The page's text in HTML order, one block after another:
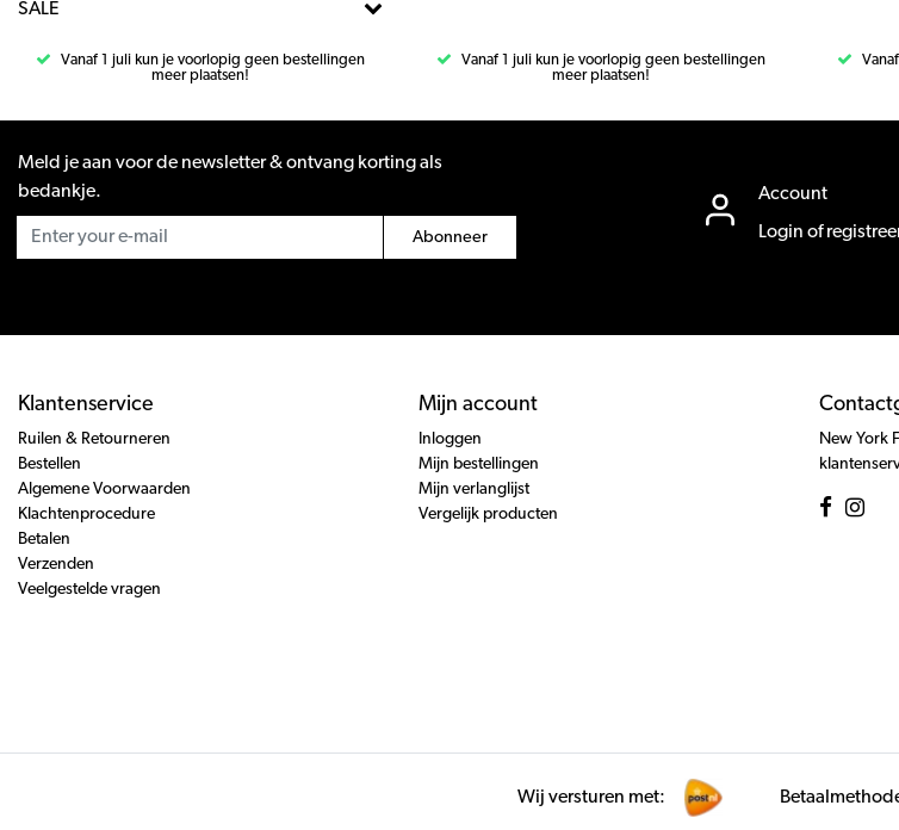
SALE
Vanaf 1 juli kun je voorlopig geen bestellingen
meer plaatsen!
Vanaf 1 juli kun je voorlopig geen bestellingen
meer plaatsen!
Meld je aan voor de newsletter & ontvang korting als
bedankje.
Abonneer
Account
Login of
Klantenservice
Ruilen & Retourneren
Bestellen
Algemene Voorwaarden
Klachtenprocedure
Betalen
Verzenden
Veelgestelde vragen
Mijn account
Inloggen
Mijn bestellingen
Mijn verlanglijst
Vergelijk producten
New York
Wij versturen met: